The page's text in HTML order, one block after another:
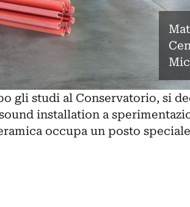
gli studi al Conservatorio, si
installation a
occupa un posto